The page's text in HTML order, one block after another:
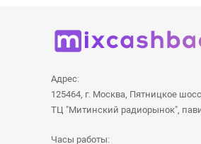
Адрес:
125464, г. Москва, Пятницкое
ТЦ "Митинский радиорынок",
Часы работы: